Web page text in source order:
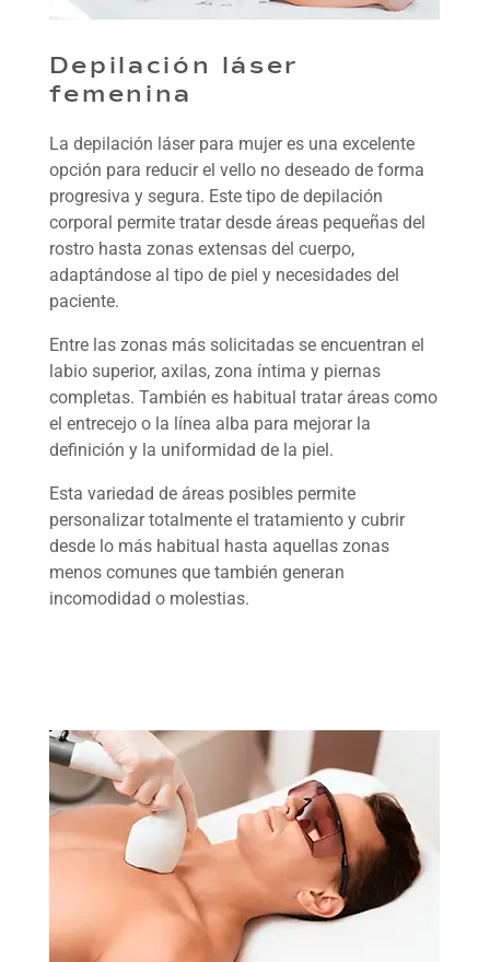
Depilación láser
femenina
La depilación láser para mujer es una excelente
opción para reducir el vello no deseado de forma
progresiva y segura. Este tipo de depilación
corporal permite tratar desde áreas pequeñas del
rostro hasta zonas extensas del cuerpo,
adaptándose al tipo de piel y necesidades del
paciente.
Entre las zonas más solicitadas se encuentran el
labio superior, axilas, zona íntima y piernas
completas. También es habitual tratar áreas como
el entrecejo o la línea alba para mejorar la
definición y la uniformidad de la piel.
Esta variedad de áreas posibles permite
personalizar totalmente el tratamiento y cubrir
desde lo más habitual hasta aquellas zonas
menos comunes que también generan
incomodidad o molestias.